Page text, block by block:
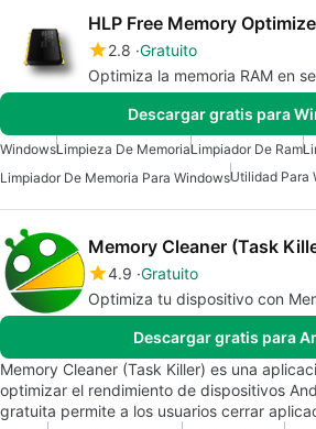
HLP Free Memory
2.8 Gratuito
Optimiza la memoria RAM en
Descargar gratis para
WindowsLimpieza De MemoriaLimpiador De Ram
Limpiador De Memoria Para WindowsUtilidad Para
Memory Cleaner (Task
4.9 Gratuito
Optimiza tu dispositivo con
Descargar gratis para
Memory Cleaner (Task Killer) es una
optimizar el rendimiento de dispositivos
gratuita permite a los usuarios cerrar